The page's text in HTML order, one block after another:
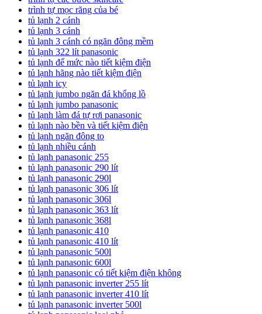
trình tự mọc răng của bé
tủ lạnh 2 cánh
tủ lạnh 3 cánh
tủ lạnh 3 cánh có ngăn đông mềm
tủ lạnh 322 lít panasonic
tủ lạnh để mức nào tiết kiệm điện
tủ lạnh hãng nào tiết kiệm điện
tủ lạnh icy
tủ lạnh jumbo ngăn đá khổng lồ
tủ lạnh jumbo panasonic
tủ lạnh làm đá tự rơi panasonic
tủ lạnh nào bền và tiết kiệm điện
tủ lạnh ngăn đông to
tủ lạnh nhiều cánh
tủ lạnh panasonic 255
tủ lạnh panasonic 290 lít
tủ lạnh panasonic 290l
tủ lạnh panasonic 306 lít
tủ lạnh panasonic 306l
tủ lạnh panasonic 363 lít
tủ lạnh panasonic 368l
tủ lạnh panasonic 410
tủ lạnh panasonic 410 lít
tủ lạnh panasonic 500l
tủ lạnh panasonic 600l
tủ lạnh panasonic có tiết kiệm điện không
tủ lạnh panasonic inverter 255 lít
tủ lạnh panasonic inverter 410 lít
tủ lạnh panasonic inverter 500l